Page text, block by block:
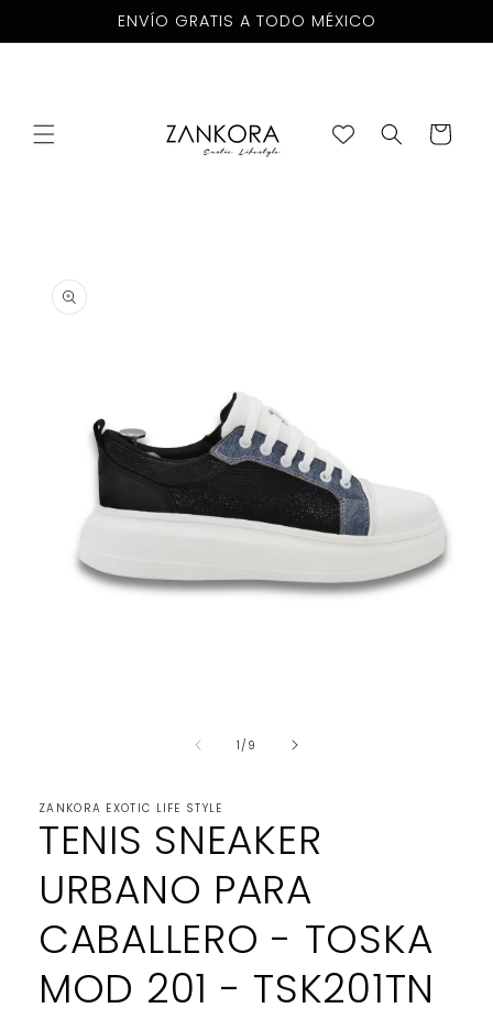
directamente
al contenido
ENVÍO GRATIS A TODO MÉXICO
Carrito
información
ventana
modal
1 /de
9
ZANKORA EXOTIC LIFE STYLE
TENIS SNEAKER
URBANO PARA
CABALLERO - TOSKA
MOD 201 - TSK201TN